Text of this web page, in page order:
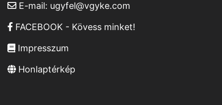
E-mail: ugyfel@vgyke.com
FACEBOOK - Kövess minket!
Impresszum
Honlaptérkép